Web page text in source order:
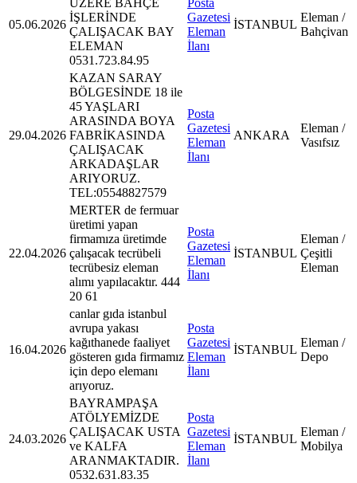
05.06.2026
ÜZERE BAHÇE
İŞLERİNDE
ÇALIŞACAK BAY
ELEMAN
0531.723.84.95
Posta
Gazetesi
Eleman
İlanı
İSTANBUL
Eleman /
Bahçivan
29.04.2026
KAZAN SARAY
BÖLGESİNDE 18 ile
45 YAŞLARI
ARASINDA BOYA
FABRİKASINDA
ÇALIŞACAK
ARKADAŞLAR
ARIYORUZ.
TEL:05548827579
Posta
Gazetesi
Eleman
İlanı
ANKARA
Eleman /
Vasıfsız
22.04.2026
MERTER de fermuar
üretimi yapan
firmamıza üretimde
çalışacak tecrübeli
tecrübesiz eleman
alımı yapılacaktır. 444
20 61
Posta
Gazetesi
Eleman
İlanı
İSTANBUL
Eleman /
Çeşitli
Eleman
16.04.2026
canlar gıda istanbul
avrupa yakası
kağıthanede faaliyet
gösteren gıda firmamız
için depo elemanı
arıyoruz.
Posta
Gazetesi
Eleman
İlanı
İSTANBUL
Eleman /
Depo
24.03.2026
BAYRAMPAŞA
ATÖLYEMİZDE
ÇALIŞACAK USTA
ve KALFA
ARANMAKTADIR.
0532.631.83.35
Posta
Gazetesi
Eleman
İlanı
İSTANBUL
Eleman /
Mobilya